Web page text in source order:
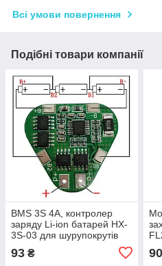
Всі умови повернення
Подібні товари компанії
BMS 3S 4A, контролер
заряду Li-ion батарей HX-
3S-03 для шурупокрутів
93 ₴ 90